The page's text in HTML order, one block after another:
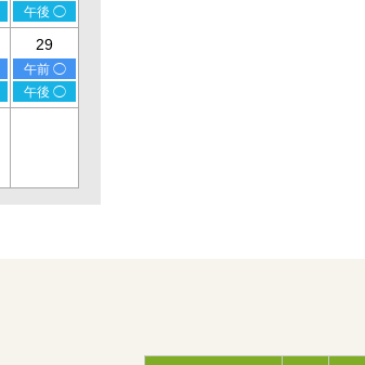
午後 ◯
29
午前 ◯
午後 ◯